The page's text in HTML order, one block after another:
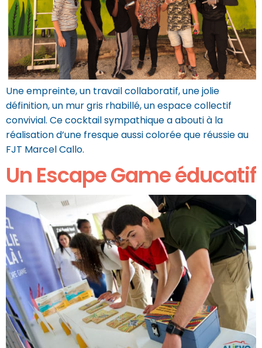
Une empreinte, un travail collaboratif, une jolie
définition, un mur gris rhabillé, un espace collectif
convivial. Ce cocktail sympathique a abouti à la
réalisation d’une fresque aussi colorée que réussie au
FJT Marcel Callo.
Un Escape Game éducatif